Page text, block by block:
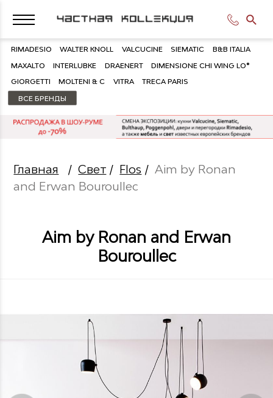
RIMADESIO WALTER KNOLL VALCUCINE SIEMATIC B&B ITALIA
MAXALTO INTERLUBKE DRAENERT DIMENSIONE CHI WING LO®
GIORGETTI MOLTENI & C VITRA TRECA PARIS
ВСЕ БРЕНДЫ
Главная /Свет / Flos /Aim by Ronan
and Erwan Bouroullec
Aim by Ronan and Erwan
Bouroullec